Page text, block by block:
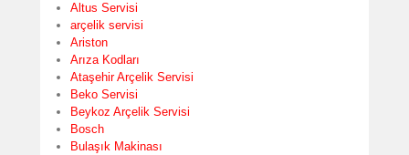
Altus Servisi
arçelik servisi
Ariston
Arıza Kodları
Ataşehir Arçelik Servisi
Beko Servisi
Beykoz Arçelik Servisi
Bosch
Bulaşık Makinası